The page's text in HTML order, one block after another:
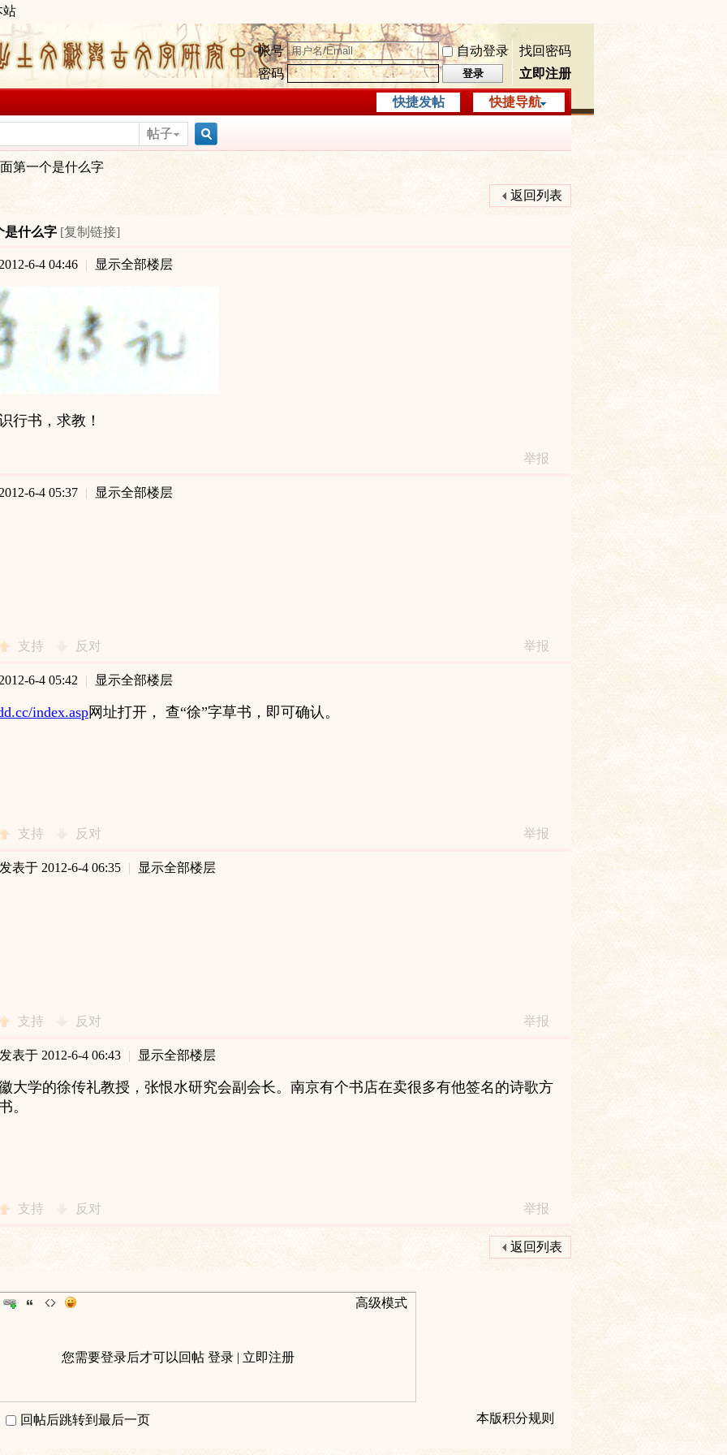
站
帐号 自动登录
找回密码
密码
登录 立即注册
快捷导航
快捷发帖
帖子
第一个是什么字
返回列表
是什么字 [复制链接]
6-4 04:46 | 显示全部楼层
行书，求教！
举报
6-4 05:37 | 显示全部楼层
支持 反对 举报
6-4 05:42 | 显示全部楼层
index.asp网址打开， 查“徐”字草书，即可确认。
支持 反对 举报
发表于 2012-6-4 06:35 | 显示全部楼层
支持 反对 举报
发表于 2012-6-4 06:43 | 显示全部楼层
大学的徐传礼教授，张恨水研究会副会长。南京有个书店在卖很多有他签名的诗歌方
。
支持 反对 举报
返回列表
高级模式
您需要登录后才可以回帖 登录 | 立即注册
本版积分规则
回帖后跳转到最后一页